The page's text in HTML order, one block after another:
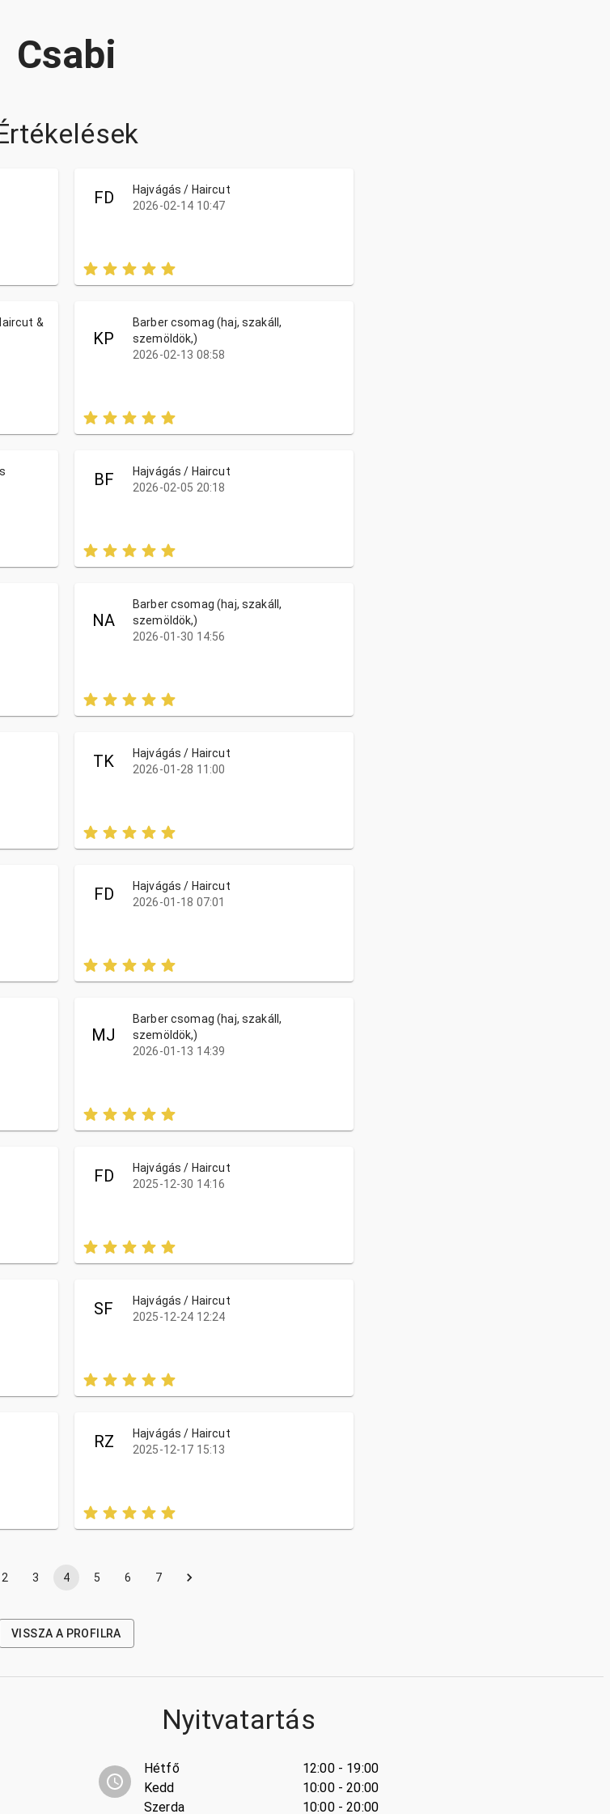
Csabi
FD
Hajvágás / Haircut
2026-02-14 10:47
&
KP
Barber csomag (haj, szakáll,
szemöldök,)
2026-02-13 08:58
BF
Hajvágás / Haircut
2026-02-05 20:18
NA
Barber csomag (haj, szakáll,
szemöldök,)
2026-01-30 14:56
TK
Hajvágás / Haircut
2026-01-28 11:00
FD
Hajvágás / Haircut
2026-01-18 07:01
MJ
Barber csomag (haj, szakáll,
szemöldök,)
2026-01-13 14:39
FD
Hajvágás / Haircut
2025-12-30 14:16
SF
Hajvágás / Haircut
2025-12-24 12:24
RZ
Hajvágás / Haircut
2025-12-17 15:13
2 3 4 5 6 7
VISSZA A PROFILRA
Nyitvatartás
Hétfő
Kedd
Szerda
12:00 - 19:00
10:00 - 20:00
10:00 - 20:00